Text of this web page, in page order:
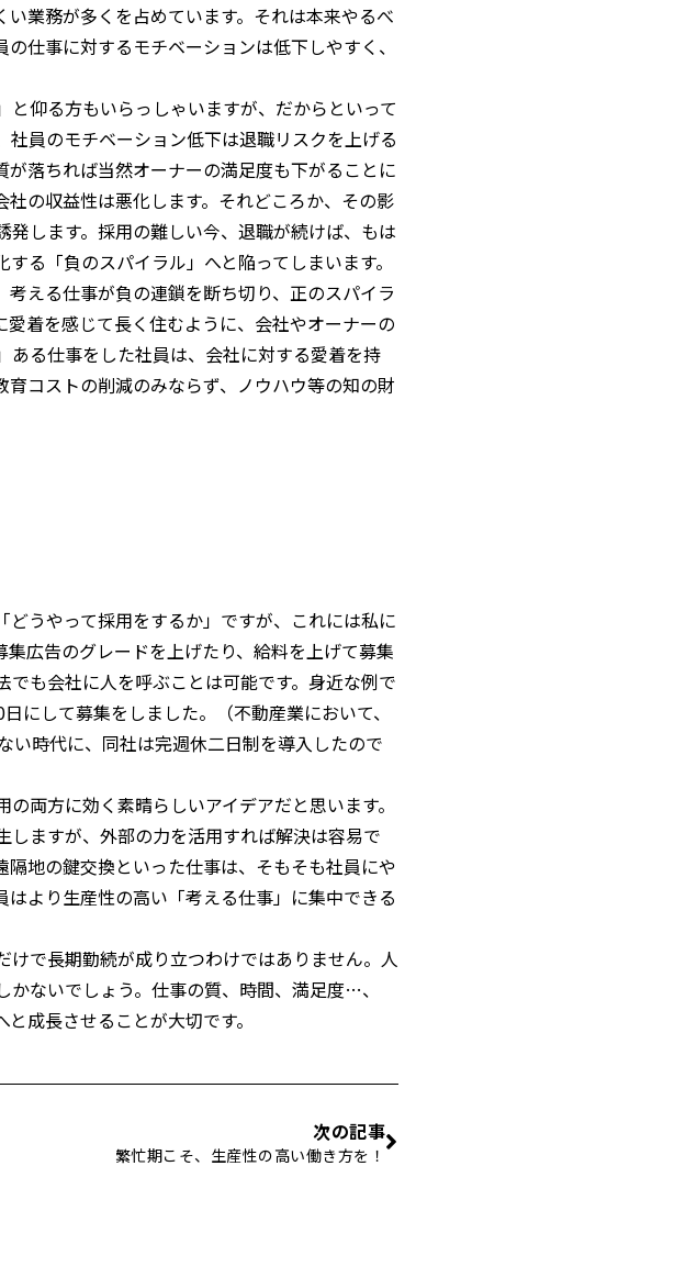
業務が多くを占めています。それは本来やるべ
仕事に対するモチベーションは低下しやすく、
と仰る方もいらっしゃいますが、だからといって
員のモチベーション低下は退職リスクを上げる
落ちれば当然オーナーの満足度も下がることに
の収益性は悪化します。それどころか、その影
します。採用の難しい今、退職が続けば、もは
る「負のスパイラル」へと陥ってしまいます。
える仕事が負の連鎖を断ち切り、正のスパイラ
着を感じて長く住むように、会社やオーナーの
る仕事をした社員は、会社に対する愛着を持
コストの削減のみならず、ノウハウ等の知の財
うやって採用をするか」ですが、これには私に
広告のグレードを上げたり、給料を上げて募集
も会社に人を呼ぶことは可能です。身近な例で
にして募集をしました。（不動産業において、
い時代に、同社は完週休二日制を導入したので
両方に効く素晴らしいアイデアだと思います。
ますが、外部の力を活用すれば解決は容易で
地の鍵交換といった仕事は、そもそも社員にや
より生産性の高い「考える仕事」に集中できる
で長期勤続が成り立つわけではありません。人
ないでしょう。仕事の質、時間、満足度…、
成長させることが大切です。
次の記事
繁忙期こそ、生産性の高い働き方を！